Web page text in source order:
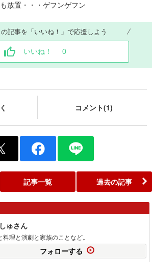
放置・・・ゲフンゲフン
記事を「いいね！」で応援しよう
いいね！ 0
コメント(1)
記事一覧 過去の記事
ゅさん
料理と演劇と家族のことなど。
フォローする